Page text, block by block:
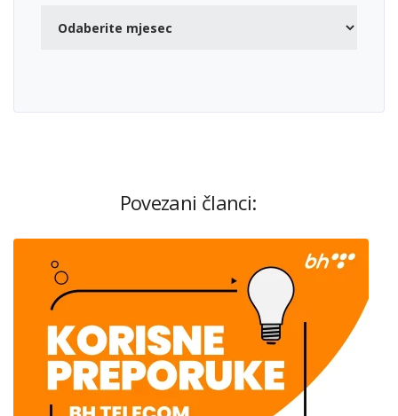
Povezani članci: